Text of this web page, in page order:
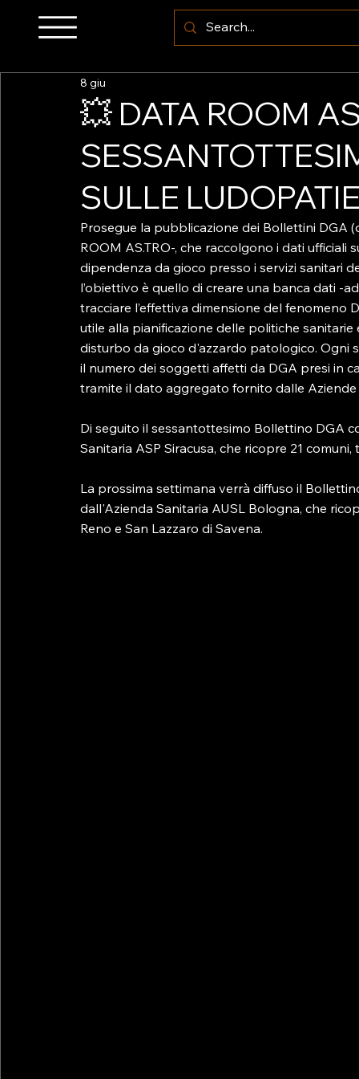
💥 DATA ROOM
SULLE
8 giu
Prosegue la pubblicazione dei Bollettini DGA
ROOM AS.TRO-, che raccolgono i dati
dipendenza da gioco presso i servizi sanitari
l’obiettivo è quello di creare una banca dati -
tracciare l’effettiva dimensione del
utile alla pianificazione delle politiche
disturbo da gioco d'azzardo patologico.
il numero dei soggetti affetti da DGA presi in
tramite il dato aggregato fornito dalle
Di seguito il sessantottesimo Bollettino DGA
Sanitaria ASP Siracusa, che ricopre 21
La prossima settimana verrà diffuso il
dall'Azienda Sanitaria AUSL Bologna, che
Reno e San Lazzaro di Savena.